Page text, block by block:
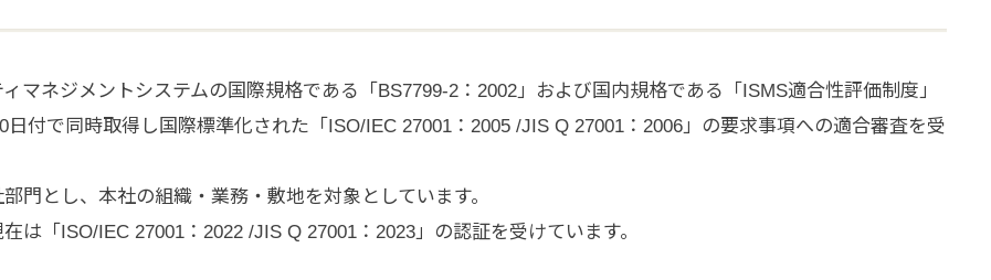
マネジメントシステムの国際規格である「BS7799-2：2002」および国内規格である「ISMS適合性評価制度」
日付で同時取得し国際標準化された「ISO/IEC 27001：2005 /JIS Q 27001：2006」の要求事項への適合審査を受
門とし、本社の組織・業務・敷地を対象としています。
は「ISO/IEC 27001：2022 /JIS Q 27001：2023」の認証を受けています。